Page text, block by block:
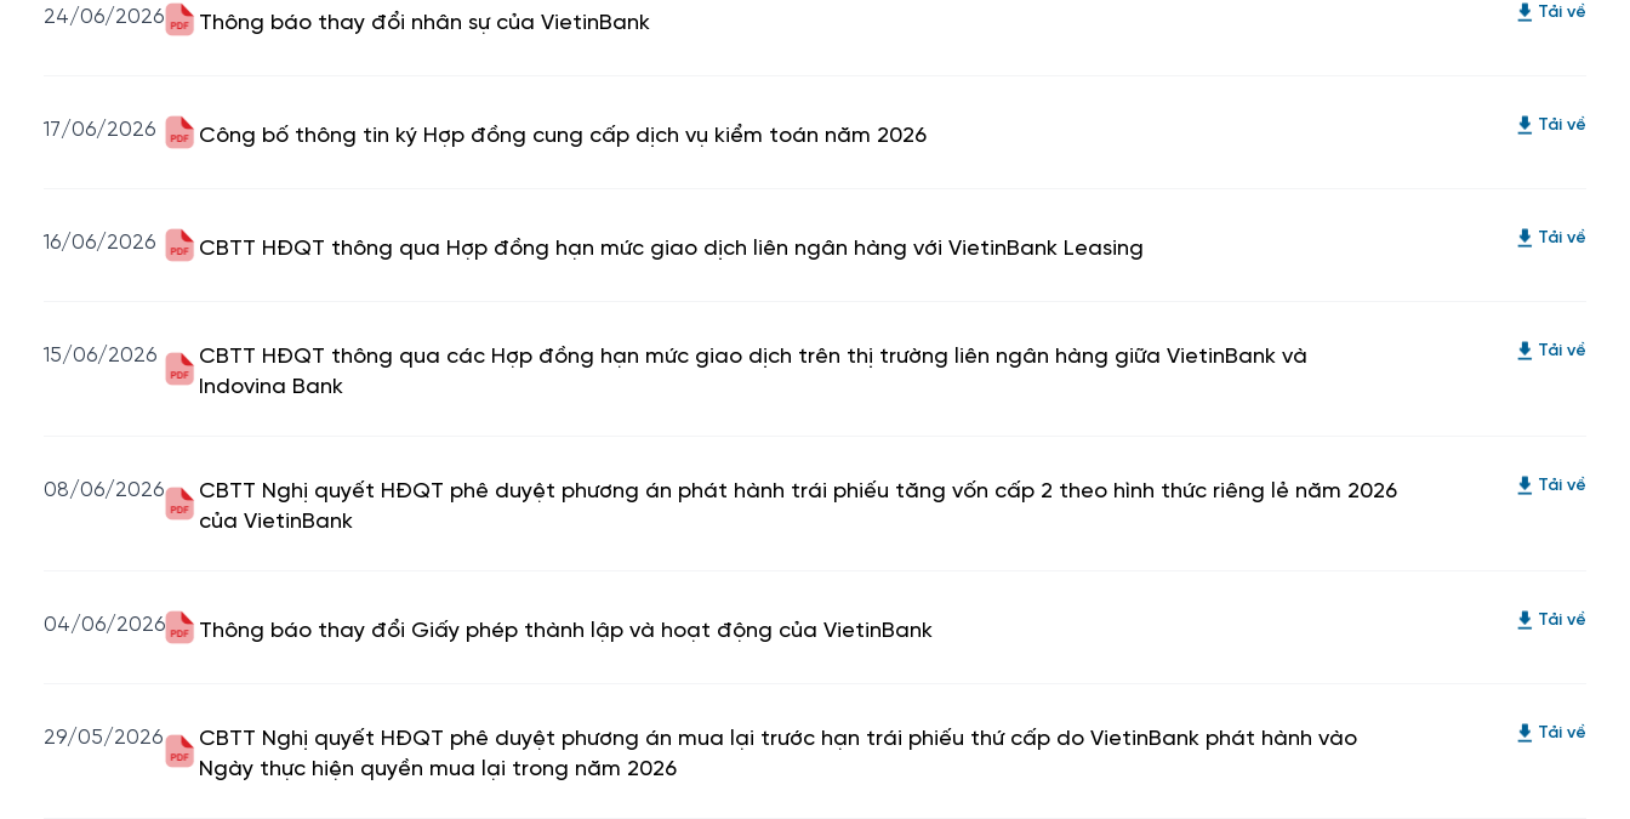
24/06/2026 Thông báo thay đổi nhân sự của VietinBank Tải về
17/06/2026 Công bố thông tin ký Hợp đồng cung cấp dịch vụ kiểm toán năm 2026 Tải về
16/06/2026 CBTT HĐQT thông qua Hợp đồng hạn mức giao dịch liên ngân hàng với VietinBank Leasing Tải về
15/06/2026
CBTT HĐQT thông qua các Hợp đồng hạn mức giao dịch trên thị trường liên ngân hàng giữa VietinBank và
Indovina Bank
Tải về
08/06/2026
CBTT Nghị quyết HĐQT phê duyệt phương án phát hành trái phiếu tăng vốn cấp 2 theo hình thức riêng lẻ năm 2026
của VietinBank
Tải về
04/06/2026 Thông báo thay đổi Giấy phép thành lập và hoạt động của VietinBank Tải về
29/05/2026
CBTT Nghị quyết HĐQT phê duyệt phương án mua lại trước hạn trái phiếu thứ cấp do VietinBank phát hành vào
Ngày thực hiện quyền mua lại trong năm 2026
Tải về